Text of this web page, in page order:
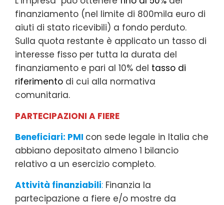
finanziamento (nel limite di 800mila euro di
aiuti di stato ricevibili) a fondo perduto.
Sulla quota restante è applicato un tasso di
interesse fisso per tutta la durata del
finanziamento e pari al 10% del tasso di
riferimento di cui alla normativa
comunitaria.
PARTECIPAZIONI A FIERE
Beneficiari: PMI con sede legale in Italia che
abbiano depositato almeno 1 bilancio
relativo a un esercizio completo.
Attività finanziabili: Finanzia la
partecipazione a fiere e/o mostre da